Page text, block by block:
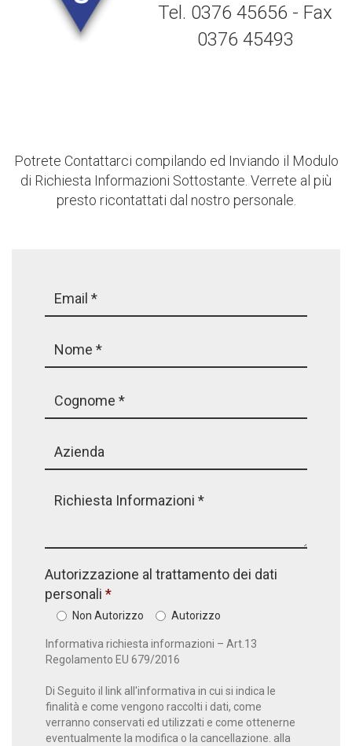
Tel. 0376 45656 - Fax
0376 45493
Potrete Contattarci compilando ed Inviando il Modulo
di Richiesta Informazioni Sottostante. Verrete al più
presto ricontattati dal nostro personale.
Autorizzazione al trattamento dei dati
personali
Non Autorizzo Autorizzo
Informativa richiesta informazioni – Art.13
Regolamento EU 679/2016
Di Seguito il link all'informativa in cui si indica le
finalità e come vengono raccolti i dati, come
verranno conservati ed utilizzati e come ottenerne
eventualmente la modifica o la cancellazione. alla